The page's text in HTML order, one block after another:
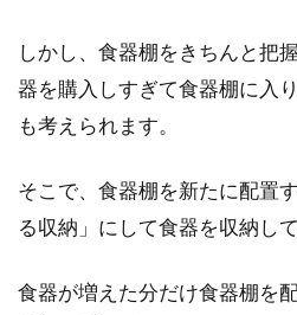
しかし、食器棚をきちんと把
器を購入しすぎて食器棚に入
も考えられます。
そこで、食器棚を新たに配置
る収納」にして食器を収納し
食器が増えた分だけ食器棚を